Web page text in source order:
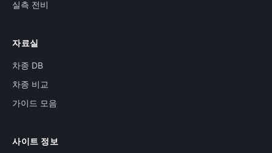
실측 전비
자료실
차종 DB
차종 비교
가이드 모음
사이트 정보